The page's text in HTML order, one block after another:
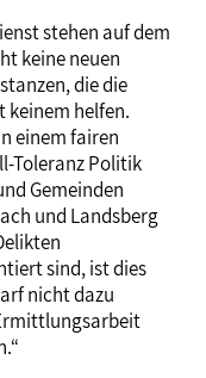
stehen auf dem
keine neuen
die die
keinem helfen.
einem fairen
Toleranz Politik
Gemeinden
und Landsberg
sind, ist dies
nicht dazu